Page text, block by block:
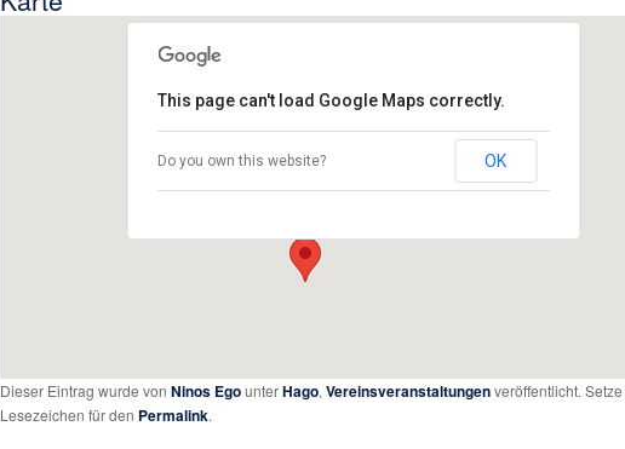
TSV Friedberg
Details
This page can't load Google Maps correctly.
Do you own this website? OK
Dieser Eintrag wurde von Ninos EgounterHago, Vereinsveranstaltungenveröffentlicht.
Lesezeichen für den Permalink.